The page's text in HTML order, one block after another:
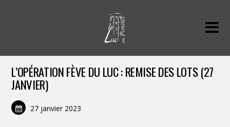
L’OPÉRATION FÈVE DU LUC : REMISE DES LOTS (27
JANVIER)
27 janvier 2023